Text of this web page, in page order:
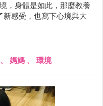
，身體是如此，那麼教養
感受，也寫下心境與大
、 媽媽 、 環境